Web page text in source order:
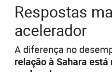
Respostas
acelerador
A diferença no
relação à Sahara